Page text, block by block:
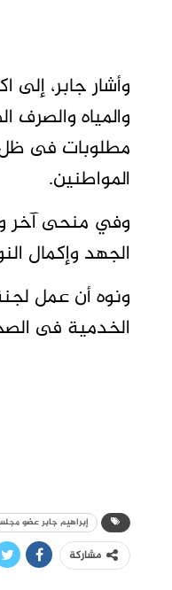
وأشار جابر، إلى
والمياه
مطلوبات فى ظل
المواطنين.
وفي منحى آخر
الجهد وإكمال
ونوه أن عمل
الخدمية فى
إبراهيم جابر عضو
مشاركة